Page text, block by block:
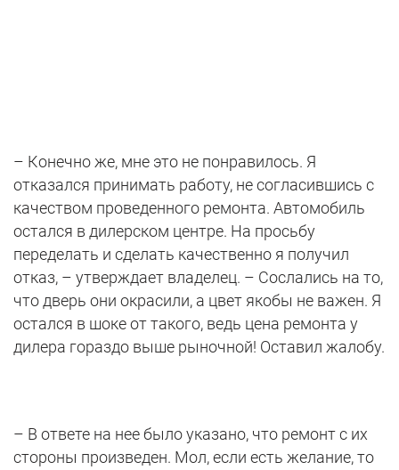
– Конечно же, мне это не понравилось. Я
отказался принимать работу, не согласившись с
качеством проведенного ремонта. Автомобиль
остался в дилерском центре. На просьбу
переделать и сделать качественно я получил
отказ, – утверждает владелец. – Сослались на то,
что дверь они окрасили, а цвет якобы не важен. Я
остался в шоке от такого, ведь цена ремонта у
дилера гораздо выше рыночной! Оставил жалобу.
– В ответе на нее было указано, что ремонт с их
стороны произведен. Мол, если есть желание, то